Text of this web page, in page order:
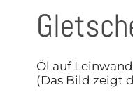
Öl auf
(Das Bild zeigt